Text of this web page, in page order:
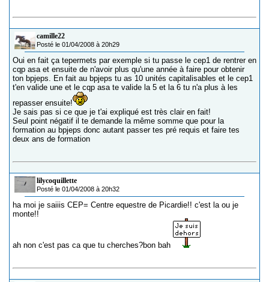
camille22
Posté le 01/04/2008 à 20h29
Oui en fait ça tepermets par exemple si tu passe le cep1 de rentrer en
cqp asa et ensuite de n'avoir plus qu'une année à faire pour obtenir
ton bpjeps. En fait au bpjeps tu as 10 unités capitalisables et le cep1
t'en valide une et le cqp asa te valide la 5 et la 6 tu n'a plus à les
repasser ensuite!
Je sais pas si ce que je t'ai expliqué est très clair en fait!
Seul point négatif il te demande la même somme que pour la
formation au bpjeps donc autant passer tes pré requis et faire tes
deux ans de formation
lilycoquillette
Posté le 01/04/2008 à 20h32
ha moi je saiiis CEP= Centre equestre de Picardie!! c'est la ou je
monte!!
ah non c'est pas ca que tu cherches?bon bah